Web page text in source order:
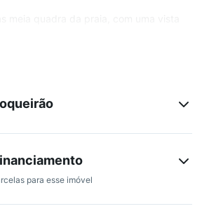
este apartamento impressiona
área útil e uma planta inteligente que
sendo 2 suítes
integrados e excelente
com extremo bom gosto, pronto para
para esse imóvel